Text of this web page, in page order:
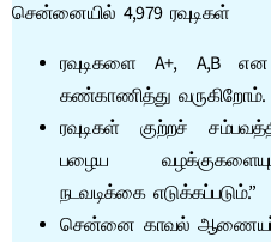
சென்னையில் 4,979 ரவுடிகள்
ரவுடிகளை A+, A,B என
கண்காணித்து வருகிறோம்.
ரவுடிகள் குற்றச்
பழைய
நடவடிக்கை எடுக்கப்படும்.”
சென்னை காவல்